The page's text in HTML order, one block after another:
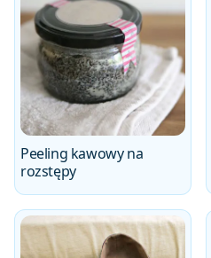
Peeling kawowy na
rozstępy